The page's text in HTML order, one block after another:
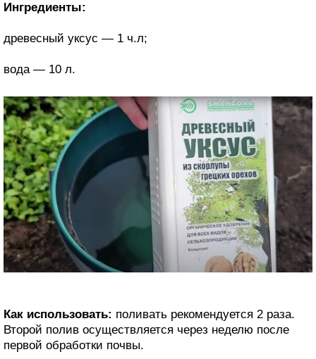
Ингредиенты:
древесный уксус — 1 ч.л;
вода — 10 л.
Как использовать: поливать рекомендуется 2 раза.
Второй полив осуществляется через неделю после
первой обработки почвы.